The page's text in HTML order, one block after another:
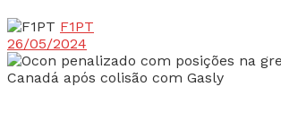
F1PT
26/05/2024